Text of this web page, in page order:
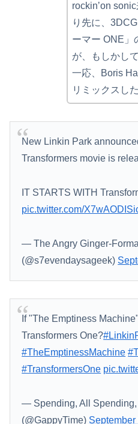
rockinʼon
り先に、
ーマー ONE」
が、もしかし
一応、Boris
リミックスし
New Linkin Park
Transformers movie is
IT STARTS WITH
pic.twitter.com/
— The Angry Ginger-
(@s7evendaysageek)
If "The Emptiness
Transformers One?
#TheEmptinessMachine
#TransformersOne
— Spending, All
(@GappyTime) September